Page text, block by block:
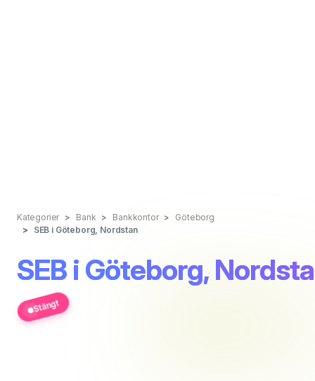
Kategorier Bank Bankkontor
Göteborg
SEB i Göteborg, Nordstan
SEB i Göteborg,
Stängt